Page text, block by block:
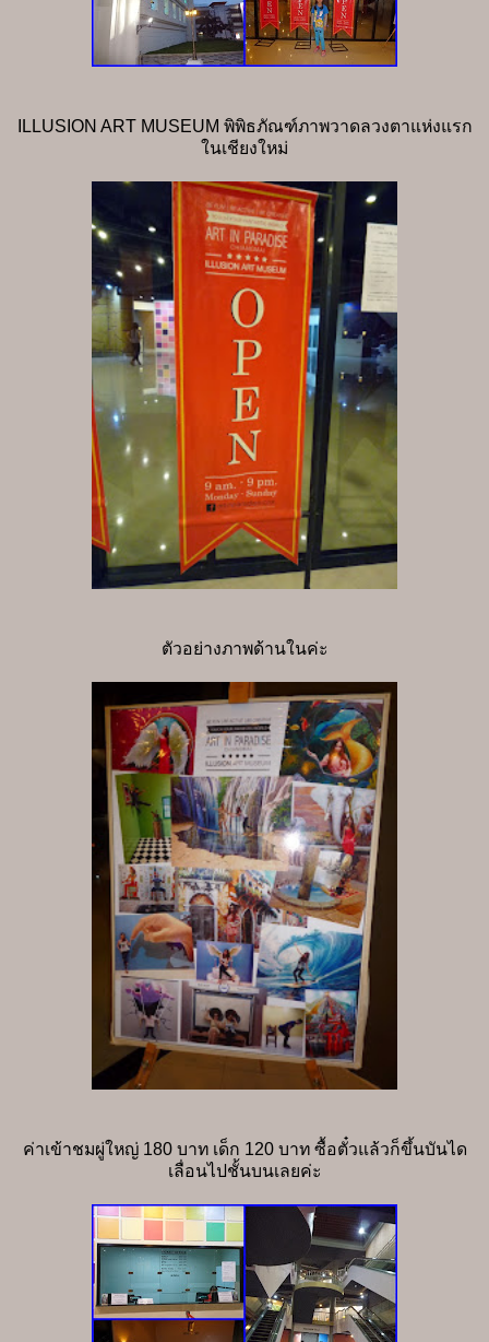
ILLUSION ART MUSEUM พิพิธภัณฑ์ภาพวาดลวงตาแห่งแรก
ในเชียงใหม่
ตัวอย่างภาพด้านในค่ะ
ค่าเข้าชมผู่ใหญ่ 180 บาท เด็ก 120 บาท ซื้อตั๋วแล้วก็ขึ้นบันได
เลื่อนไปชั้นบนเลยค่ะ